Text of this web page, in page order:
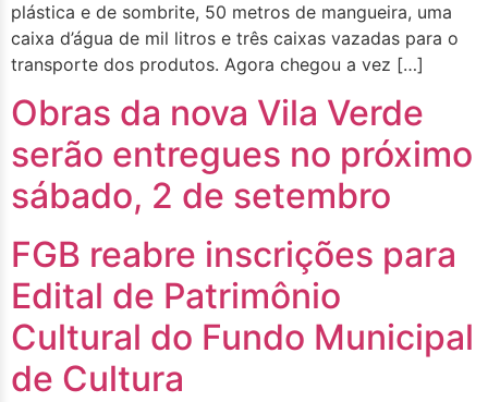
plástica e de sombrite, 50 metros de mangueira, uma
caixa d’água de mil litros e três caixas vazadas para o
transporte dos produtos.​ Agora chegou a vez […]
Obras da nova Vila Verde
serão entregues no próximo
sábado, 2 de setembro
FGB reabre inscrições para
Edital de Patrimônio
Cultural do Fundo Municipal
de Cultura